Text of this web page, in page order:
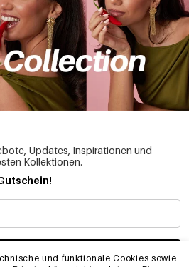
und funktionale Cookies sowie
Updates, Inspirationen und
Kollektionen.
ABONNIEREN